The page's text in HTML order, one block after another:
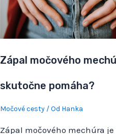
Zápal močového
skutočne pomáha?
Močové cesty / Od Hanka
Zápal močového mechúra je